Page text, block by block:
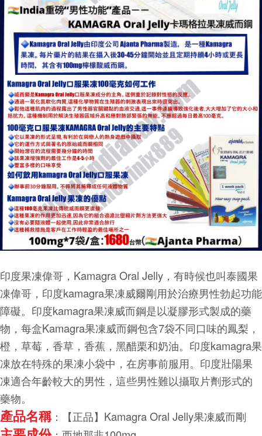
印度果凍偉哥，Kamagra Oral Jelly，有時候也叫泰國果
凍偉哥，印度kamagra果凍威爾剛用於治療男性勃起功能
障礙。印度kamagra果凍威而鋼是以凝膠形式製成的藥
物，每盒Kamagra果凍威而鋼包含7袋不同口味的鳳梨，
橙，草莓，香草，香蕉，黑醋栗和奶油。印度kamagra果
凍放在特殊的果凍小袋中，在房事前服用。印度壯陽果
凍適合年齡較大的男性，這些男性難以攝取片劑形式的
藥物。
產品名稱：【正品】Kamagra Oral Jelly果凍威而剛